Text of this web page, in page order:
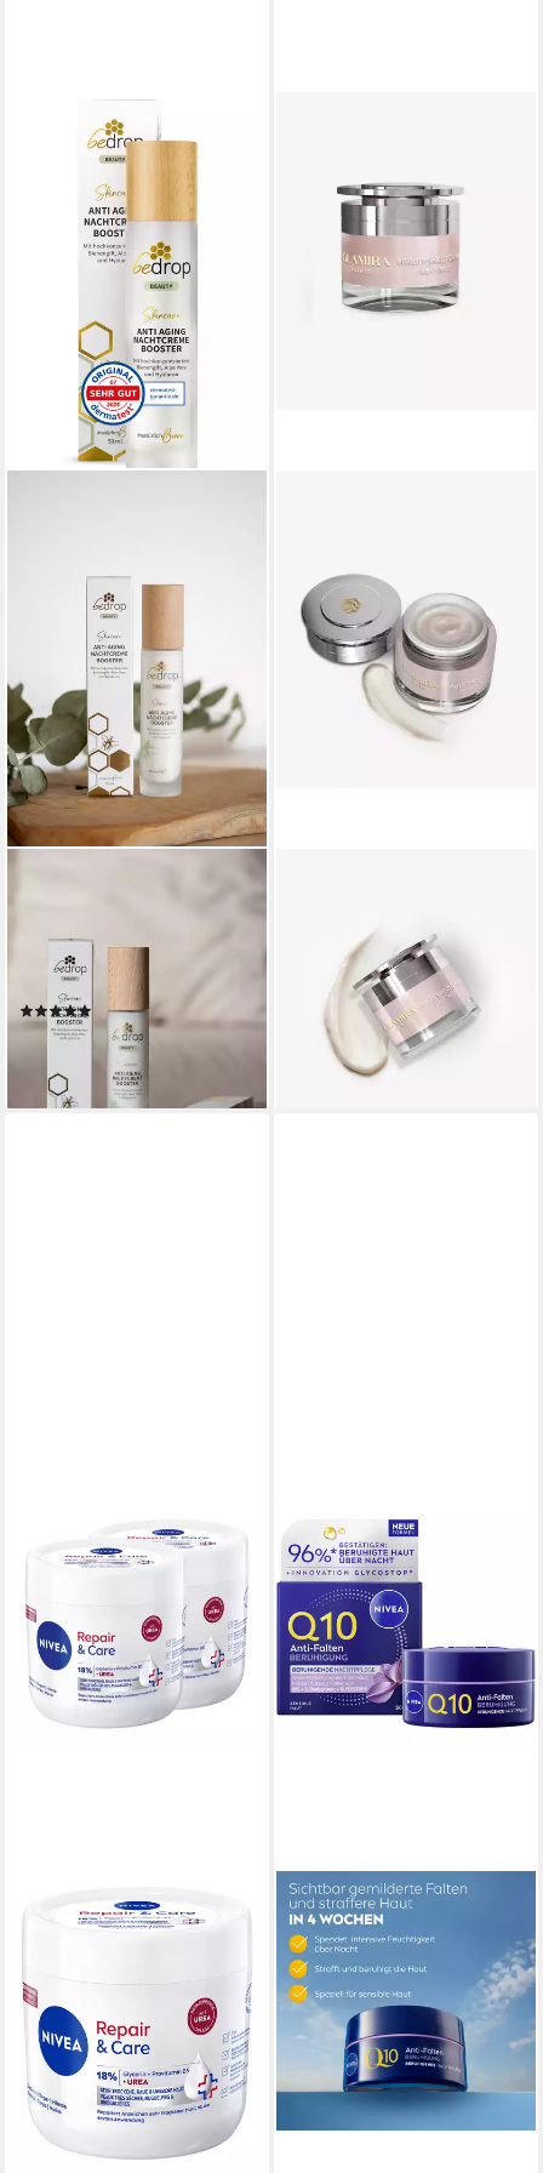
regenerierende Nachtcreme
mit Bienengift Einzelpackung
(4)
ab 45,90 €
lieferbar - in 2-3 Werktagen bei dir
Vitalitätsschutz-Creme
Packung, 1-tlg., mit 50 g Inhalt
21,17 €
24,90 €
(42,34 €/ 100 g)
lieferbar - in 2-3 Werktagen bei dir